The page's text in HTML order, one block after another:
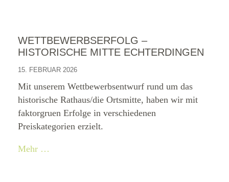
WETTBEWERBSERFOLG –
HISTORISCHE MITTE ECHTERDINGEN
15. FEBRUAR 2026
Mit unserem Wettbewerbsentwurf rund um das
historische Rathaus/die Ortsmitte, haben wir mit
faktorgruen Erfolge in verschiedenen
Preiskategorien erzielt.
Mehr …